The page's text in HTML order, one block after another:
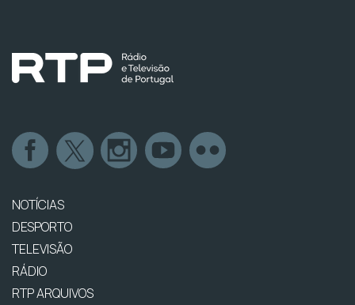
NOTÍCIAS
DESPORTO
TELEVISÃO
RÁDIO
RTP ARQUIVOS